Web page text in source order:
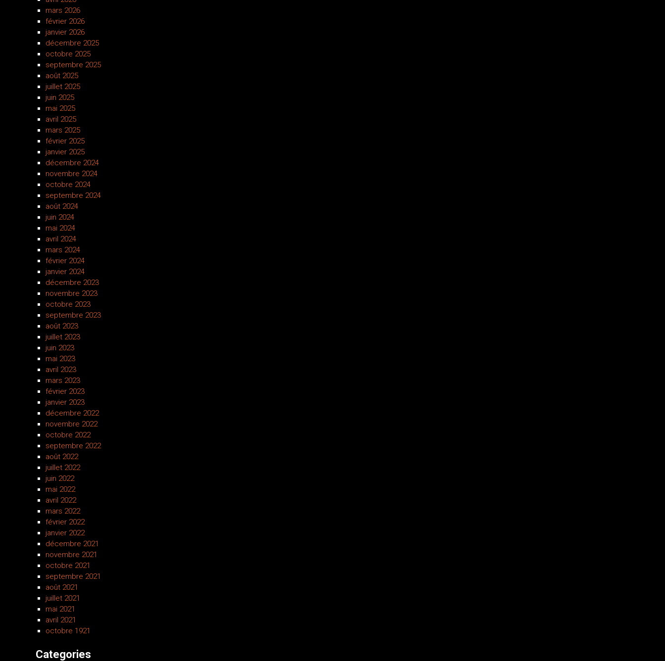
mars 2026
février 2026
janvier 2026
décembre 2025
octobre 2025
septembre 2025
août 2025
juillet 2025
juin 2025
mai 2025
avril 2025
mars 2025
février 2025
janvier 2025
décembre 2024
novembre 2024
octobre 2024
septembre 2024
août 2024
juin 2024
mai 2024
avril 2024
mars 2024
février 2024
janvier 2024
décembre 2023
novembre 2023
octobre 2023
septembre 2023
août 2023
juillet 2023
juin 2023
mai 2023
avril 2023
mars 2023
février 2023
janvier 2023
décembre 2022
novembre 2022
octobre 2022
septembre 2022
août 2022
juillet 2022
juin 2022
mai 2022
avril 2022
mars 2022
février 2022
janvier 2022
décembre 2021
novembre 2021
octobre 2021
septembre 2021
août 2021
juillet 2021
mai 2021
avril 2021
octobre 1921
Categories